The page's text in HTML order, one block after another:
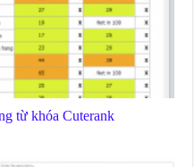
từ khóa Cuterank